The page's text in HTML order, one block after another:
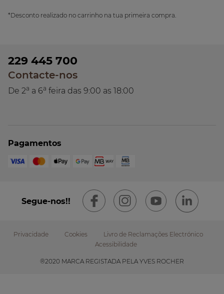
*Desconto realizado no carrinho na tua primeira compra.
229 445 700
Contacte-nos
De 2a a 6a feira das 9:00 as 18:00
Pagamentos
Segue-nos!!
Footer
Privacidade Cookies
Livro de Reclamações Electrónico
Acessibilidade
®2020 MARCA REGISTADA PELA YVES ROCHER